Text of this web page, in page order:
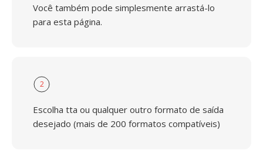
Você também pode simplesmente arrastá-lo
para esta página.
2
Escolha tta ou qualquer outro formato de saída
desejado (mais de 200 formatos compatíveis)